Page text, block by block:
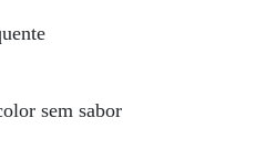
sem sabor